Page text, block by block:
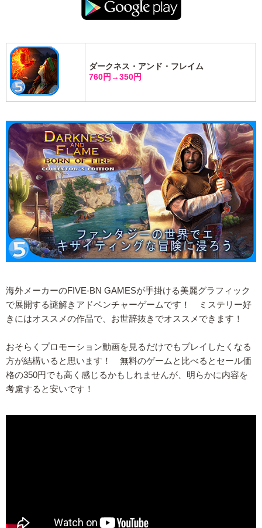
ダークネス・アンド・フレイム
760円→350円
海外メーカーのFIVE-BN GAMESが手掛ける美麗グラフィック
で展開する謎解きアドベンチャーゲームです！ ミステリー好
きにはオススメの作品で、お世辞抜きでオススメできます！
おそらくプロモーション動画を見るだけでもプレイしたくなる
方が結構いると思います！ 無料のゲームと比べるとセール価
格の350円でも高く感じるかもしれませんが、明らかに内容を
考慮すると安いです！